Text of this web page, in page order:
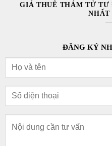
GIÁ THUÊ THÁM TỬ TƯ
NHẤT
ĐĂNG KÝ